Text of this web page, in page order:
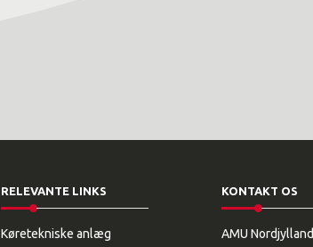
RELEVANTE LINKS
Køretekniske anlæg
KONTAKT OS
AMU Nordjylland